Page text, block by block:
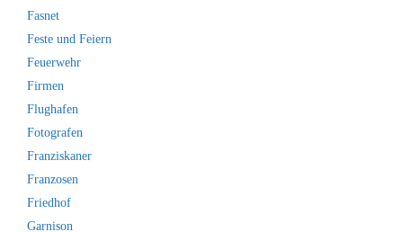
Fasnet
Feste und Feiern
Feuerwehr
Firmen
Flughafen
Fotografen
Franziskaner
Franzosen
Friedhof
Garnison